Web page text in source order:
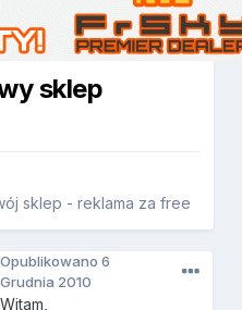
sklep
sklep - reklama za free
Opublikowano6
Grudnia 2010
Witam,